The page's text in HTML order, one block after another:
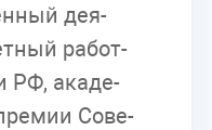
де­я­
ра­бот­
РФ, ака­де­
Со­ве­